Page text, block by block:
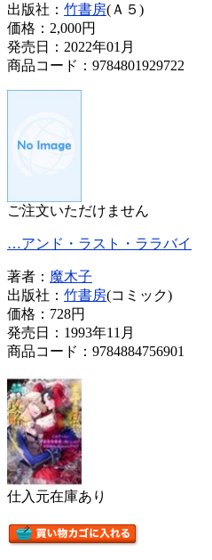
出版社： 竹書房(Ａ５)
価格： 2,000円
発売日：2022年01月
商品コード：9784801929722
ご注文いただけません
…アンド・ラスト・ララバイ
著者： 魔木子
出版社： 竹書房(コミック)
価格： 728円
発売日：1993年11月
商品コード：9784884756901
仕入元在庫あり